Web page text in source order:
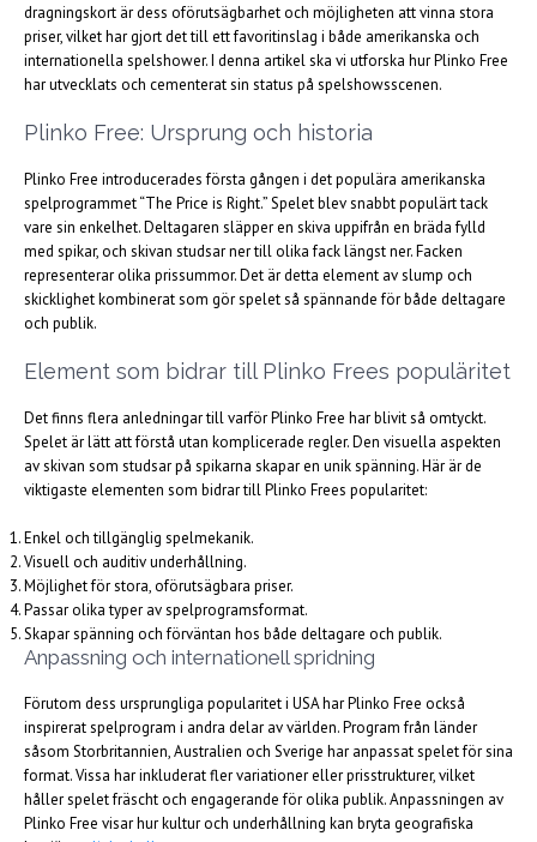
dragningskort är dess oförutsägbarhet och möjligheten att vinna stora
priser, vilket har gjort det till ett favoritinslag i både amerikanska och
internationella spelshower. I denna artikel ska vi utforska hur Plinko Free
har utvecklats och cementerat sin status på spelshowsscenen.
Plinko Free: Ursprung och historia
Plinko Free introducerades första gången i det populära amerikanska
spelprogrammet “The Price is Right.” Spelet blev snabbt populärt tack
vare sin enkelhet. Deltagaren släpper en skiva uppifrån en bräda fylld
med spikar, och skivan studsar ner till olika fack längst ner. Facken
representerar olika prissummor. Det är detta element av slump och
skicklighet kombinerat som gör spelet så spännande för både deltagare
och publik.
Element som bidrar till Plinko Frees populäritet
Det finns flera anledningar till varför Plinko Free har blivit så omtyckt.
Spelet är lätt att förstå utan komplicerade regler. Den visuella aspekten
av skivan som studsar på spikarna skapar en unik spänning. Här är de
viktigaste elementen som bidrar till Plinko Frees popularitet:
Enkel och tillgänglig spelmekanik.
Visuell och auditiv underhållning.
Möjlighet för stora, oförutsägbara priser.
Passar olika typer av spelprogramsformat.
Skapar spänning och förväntan hos både deltagare och publik.
Anpassning och internationell spridning
Förutom dess ursprungliga popularitet i USA har Plinko Free också
inspirerat spelprogram i andra delar av världen. Program från länder
såsom Storbritannien, Australien och Sverige har anpassat spelet för sina
format. Vissa har inkluderat fler variationer eller prisstrukturer, vilket
håller spelet fräscht och engagerande för olika publik. Anpassningen av
Plinko Free visar hur kultur och underhållning kan bryta geografiska